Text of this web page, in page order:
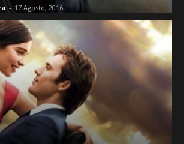
- 17 Agosto, 2016